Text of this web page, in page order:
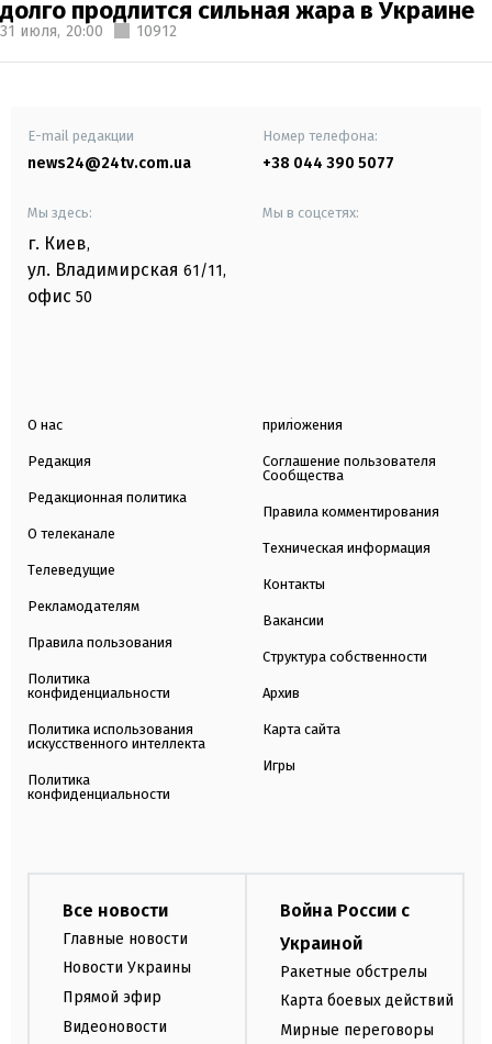
долго продлится сильная жара в Украине
31 июля, 20:00 10912
E-mail редакции
news24@24tv.com.ua
Номер телефона:
+38 044 390 5077
Мы здесь:
г. Киев,
ул. Владимирская 61/11,
офис 50
Мы в соцсетях:
О нас
Редакция
Редакционная политика
О телеканале
Телеведущие
Рекламодателям
Правила пользования
Политика
конфиденциальности
Политика использования
искусственного интеллекта
Политика
конфиденциальности
приложения
Соглашение пользователя
Сообщества
Правила комментирования
Техническая информация
Контакты
Вакансии
Структура собственности
Архив
Карта сайта
Игры
Все новости
Главные новости
Новости Украины
Прямой эфир
Видеоновости
Война России с
Украиной
Ракетные обстрелы
Карта боевых действий
Мирные переговоры